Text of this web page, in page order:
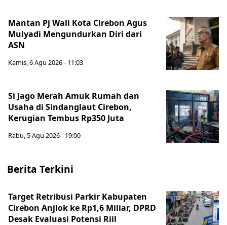
Mantan Pj Wali Kota Cirebon Agus
Mulyadi Mengundurkan Diri dari
ASN
Kamis, 6 Agu 2026 - 11:03
Si Jago Merah Amuk Rumah dan
Usaha di Sindanglaut Cirebon,
Kerugian Tembus Rp350 Juta
Rabu, 5 Agu 2026 - 19:00
Berita Terkini
Target Retribusi Parkir Kabupaten
Cirebon Anjlok ke Rp1,6 Miliar, DPRD
Desak Evaluasi Potensi Riil